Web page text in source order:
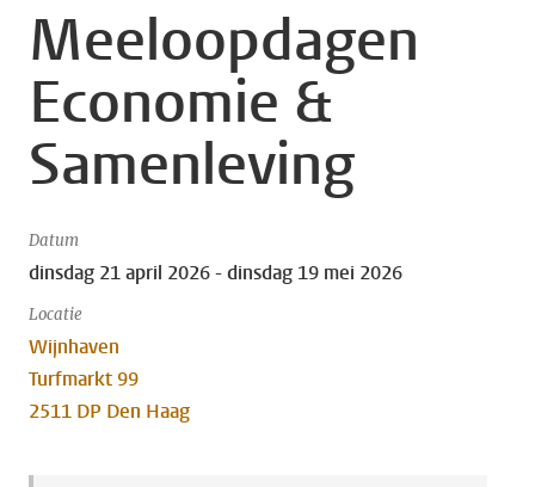
Meeloopdagen
Economie &
Samenleving
Datum
dinsdag 21 april 2026 - dinsdag 19 mei 2026
Locatie
Wijnhaven
Turfmarkt 99
2511 DP Den Haag